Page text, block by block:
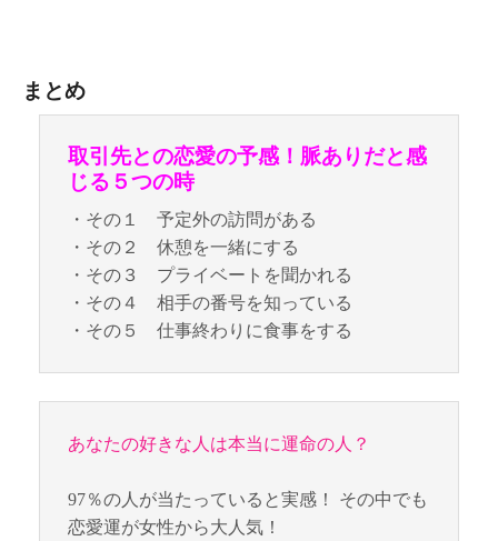
まとめ
取引先との恋愛の予感！脈ありだと感
じる５つの時
・その１ 予定外の訪問がある
・その２ 休憩を一緒にする
・その３ プライベートを聞かれる
・その４ 相手の番号を知っている
・その５ 仕事終わりに食事をする
あなたの好きな人は本当に運命の人？
97％の人が当たっていると実感！ その中でも
恋愛運が女性から大人気！